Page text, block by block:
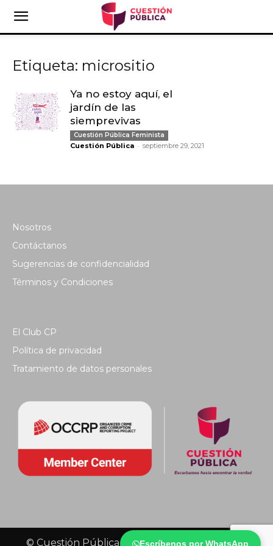
Escríbenos por WhatsApp
Etiqueta: micrositio
Ya no estoy aquí, el
jardín de las
siemprevivas
Cuestión Pública Feminista
Cuestión Pública - septiembre 29, 2021
Nosotros
Contáctanos
Sugerencias de confidencialidad
Términos y Condiciones
El Club CP
Política de privacidad
Tratamiento de datos personales
© Cuestión Pública 2018 - Todos los derechos